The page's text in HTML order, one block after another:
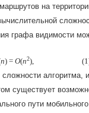
на
графа видимости
n) = O(n2),
алгоритма,
существует
пути